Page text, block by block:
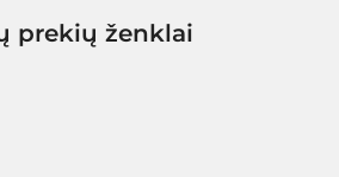
prekių ženklai